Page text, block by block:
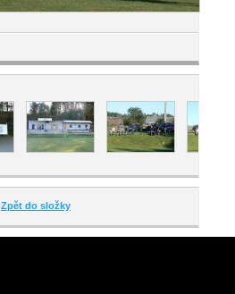
Zpět do složky